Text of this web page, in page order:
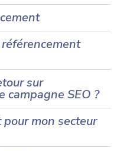
sur
campagne SEO ?
mon secteur